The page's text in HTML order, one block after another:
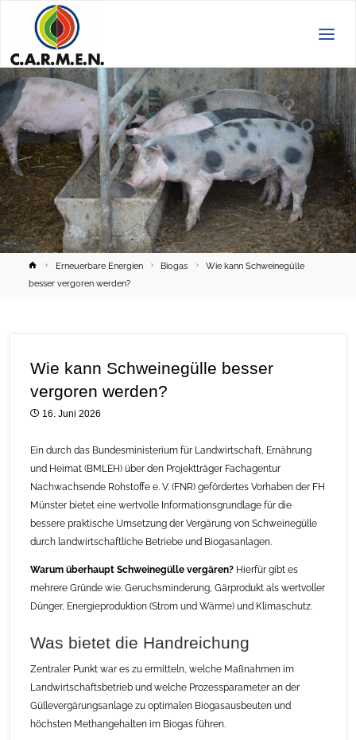
HomeErneuerbare Energien Biogas
Wie kann Schweinegülle
besser vergoren werden?
Wie kann Schweinegülle besser
vergoren werden?
16. Juni 2026
Ein durch das Bundesministerium für Landwirtschaft, Ernährung
und Heimat (BMLEH) über den Projektträger Fachagentur
Nachwachsende Rohstoffe e. V. (FNR) gefördertes Vorhaben der FH
Münster bietet eine wertvolle Informationsgrundlage für die
bessere praktische Umsetzung der Vergärung von Schweinegülle
durch landwirtschaftliche Betriebe und Biogasanlagen.
Warum überhaupt Schweinegülle vergären? Hierfür gibt es
mehrere Gründe wie: Geruchsminderung, Gärprodukt als wertvoller
Dünger, Energieproduktion (Strom und Wärme) und Klimaschutz.
Was bietet die Handreichung
Zentraler Punkt war es zu ermitteln, welche Maßnahmen im
Landwirtschaftsbetrieb und welche Prozessparameter an der
Güllevergärungsanlage zu optimalen Biogasausbeuten und
höchsten Methangehalten im Biogas führen.